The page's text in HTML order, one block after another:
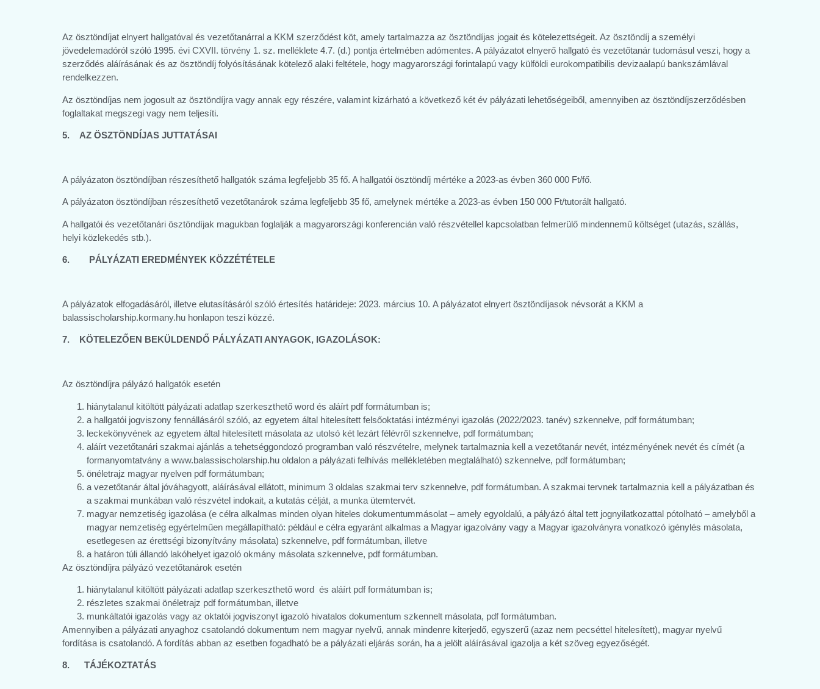
Az ösztöndíjat elnyert hallgatóval és vezetőtanárral a KKM szerződést köt, amely tartalmazza az ösztöndíjas jogait és kötelezettségeit. Az ösztöndíj a személyi
jövedelemadóról szóló 1995. évi CXVII. törvény 1. sz. melléklete 4.7. (d.) pontja értelmében adómentes. A pályázatot elnyerő hallgató és vezetőtanár tudomásul veszi, hogy a
szerződés aláírásának és az ösztöndíj folyósításának kötelező alaki feltétele, hogy magyarországi forintalapú vagy külföldi eurokompatibilis devizaalapú bankszámlával
rendelkezzen.
Az ösztöndíjas nem jogosult az ösztöndíjra vagy annak egy részére, valamint kizárható a következő két év pályázati lehetőségeiből, amennyiben az ösztöndíjszerződésben
foglaltakat megszegi vagy nem teljesíti.
5. AZ ÖSZTÖNDÍJAS JUTTATÁSAI
A pályázaton ösztöndíjban részesíthető hallgatók száma legfeljebb 35 fő. A hallgatói ösztöndíj mértéke a 2023-as évben 360 000 Ft/fő.
A pályázaton ösztöndíjban részesíthető vezetőtanárok száma legfeljebb 35 fő, amelynek mértéke a 2023-as évben 150 000 Ft/tutorált hallgató.
A hallgatói és vezetőtanári ösztöndíjak magukban foglalják a magyarországi konferencián való részvétellel kapcsolatban felmerülő mindennemű költséget (utazás, szállás,
helyi közlekedés stb.).
6. PÁLYÁZATI EREDMÉNYEK KÖZZÉTÉTELE
A pályázatok elfogadásáról, illetve elutasításáról szóló értesítés határideje: 2023. március 10. A pályázatot elnyert ösztöndíjasok névsorát a KKM a
balassischolarship.kormany.hu honlapon teszi közzé.
7. KÖTELEZŐEN BEKÜLDENDŐ PÁLYÁZATI ANYAGOK, IGAZOLÁSOK:
Az ösztöndíjra pályázó hallgatók esetén
hiánytalanul kitöltött pályázati adatlap szerkeszthető word és aláírt pdf formátumban is;
a hallgatói jogviszony fennállásáról szóló, az egyetem által hitelesített felsőoktatási intézményi igazolás (2022/2023. tanév) szkennelve, pdf formátumban;
leckekönyvének az egyetem által hitelesített másolata az utolsó két lezárt félévről szkennelve, pdf formátumban;
aláírt vezetőtanári szakmai ajánlás a tehetséggondozó programban való részvételre, melynek tartalmaznia kell a vezetőtanár nevét, intézményének nevét és címét (a
formanyomtatvány a www.balassischolarship.hu oldalon a pályázati felhívás mellékletében megtalálható) szkennelve, pdf formátumban;
önéletrajz magyar nyelven pdf formátumban;
a vezetőtanár által jóváhagyott, aláírásával ellátott, minimum 3 oldalas szakmai terv szkennelve, pdf formátumban. A szakmai tervnek tartalmaznia kell a pályázatban és
a szakmai munkában való részvétel indokait, a kutatás célját, a munka ütemtervét.
magyar nemzetiség igazolása (e célra alkalmas minden olyan hiteles dokumentummásolat – amely egyoldalú, a pályázó által tett jognyilatkozattal pótolható – amelyből a
magyar nemzetiség egyértelműen megállapítható: például e célra egyaránt alkalmas a Magyar igazolvány vagy a Magyar igazolványra vonatkozó igénylés másolata,
esetlegesen az érettségi bizonyítvány másolata) szkennelve, pdf formátumban, illetve
a határon túli állandó lakóhelyet igazoló okmány másolata szkennelve, pdf formátumban.
Az ösztöndíjra pályázó vezetőtanárok esetén
hiánytalanul kitöltött pályázati adatlap szerkeszthető word és aláírt pdf formátumban is;
részletes szakmai önéletrajz pdf formátumban, illetve
munkáltatói igazolás vagy az oktatói jogviszonyt igazoló hivatalos dokumentum szkennelt másolata, pdf formátumban.
Amennyiben a pályázati anyaghoz csatolandó dokumentum nem magyar nyelvű, annak mindenre kiterjedő, egyszerű (azaz nem pecséttel hitelesített), magyar nyelvű
fordítása is csatolandó. A fordítás abban az esetben fogadható be a pályázati eljárás során, ha a jelölt aláírásával igazolja a két szöveg egyezőségét.
8. TÁJÉKOZTATÁS